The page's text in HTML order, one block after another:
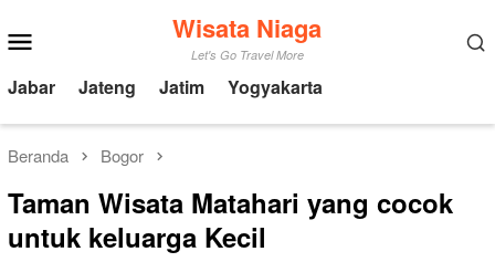
ke
Mobile
Wisata Niaga
Let's Go Travel More
Jabar Jateng Jatim Yogyakarta
Beranda Bogor
Taman Wisata Matahari yang cocok
untuk keluarga Kecil